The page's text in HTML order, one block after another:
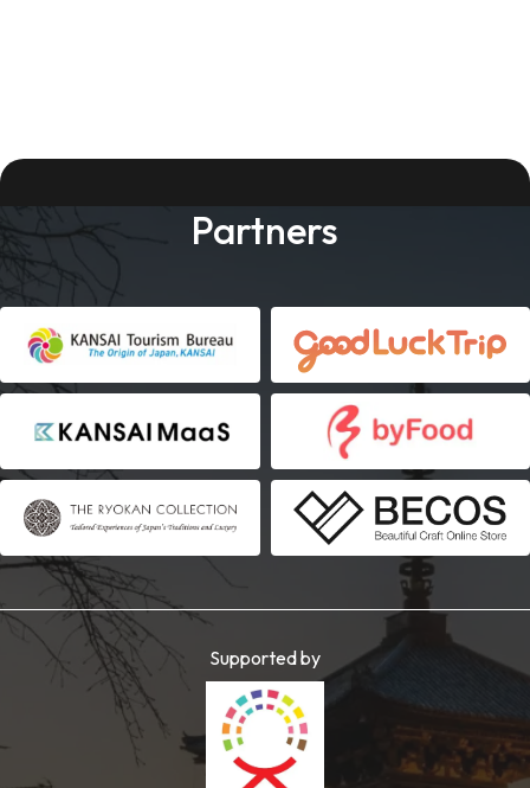
Partners
Supported by